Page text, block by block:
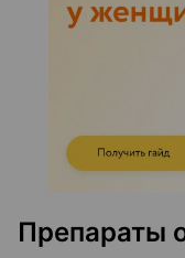
Препараты